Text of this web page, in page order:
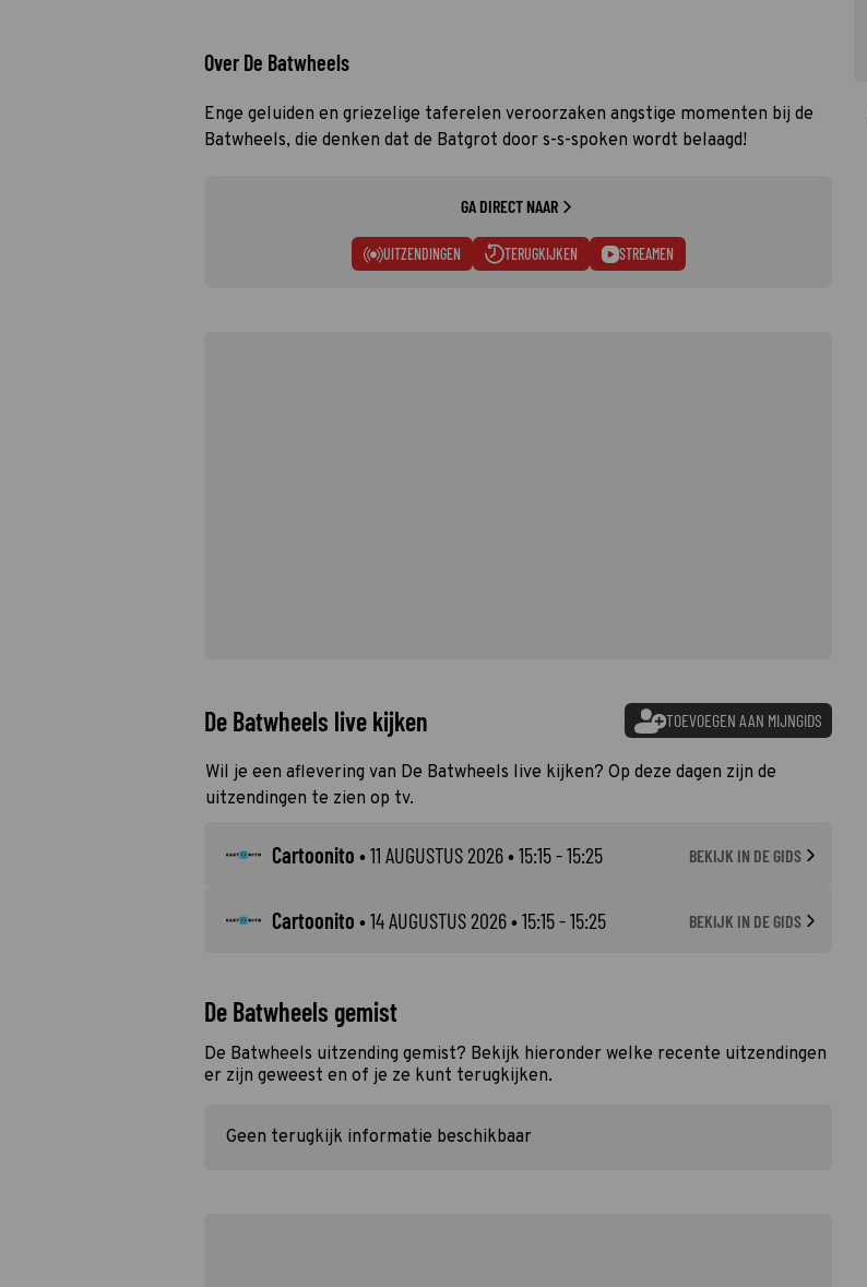
Over De Batwheels
Enge geluiden en griezelige taferelen veroorzaken angstige momenten bij de
Batwheels, die denken dat de Batgrot door s-s-spoken wordt belaagd!
GA DIRECT NAAR
UITZENDINGEN TERUGKIJKEN STREAMEN
De Batwheels live kijken TOEVOEGEN AAN MIJNGIDS
Wil je een aflevering van De Batwheels live kijken? Op deze dagen zijn de
uitzendingen te zien op tv.
Cartoonito •11 AUGUSTUS 2026• 15:15 - 15:25 BEKIJK IN DE GIDS
Cartoonito •14 AUGUSTUS 2026• 15:15 - 15:25 BEKIJK IN DE GIDS
De Batwheels gemist
De Batwheels uitzending gemist? Bekijk hieronder welke recente uitzendingen
er zijn geweest en of je ze kunt terugkijken.
Geen terugkijk informatie beschikbaar